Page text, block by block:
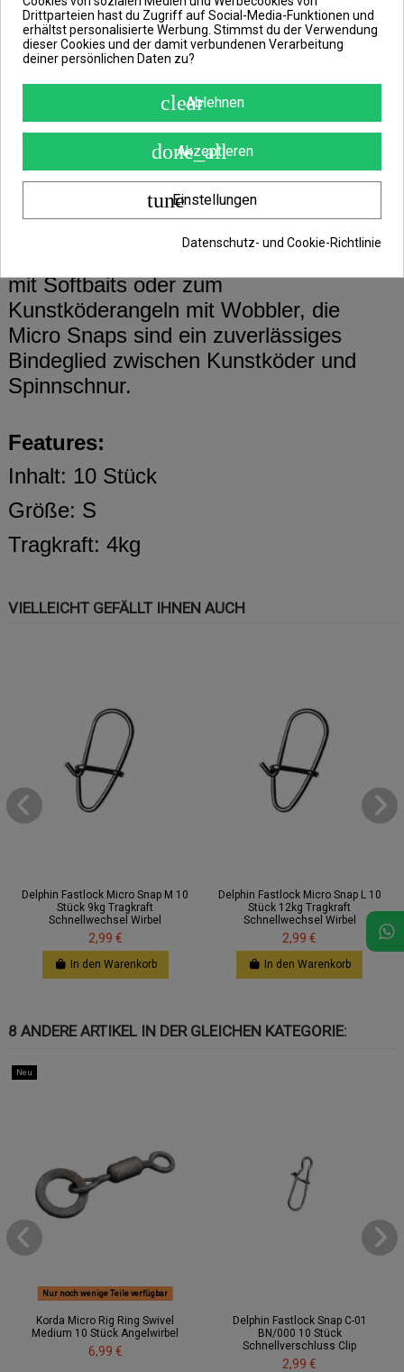
wollen, ist dieser Schnellverschluss
Angelwirbel ein absolutes „Must Have“
Auch besitzt der Fastlock Micro Snap
mit Absicht einen großen Bügel damit
sich der Gummiköder völlig frei entfalten
und seine ganze Beweglichkeit
ausnutzen kann.
mit Softbaits oder zum
Kunstköderangeln mit Wobbler, die
Micro Snaps sind ein zuverlässiges
Bindeglied zwischen Kunstköder und
Spinnschnur.
Features:
Inhalt: 10 Stück
Größe: S
Tragkraft: 4kg
VIELLEICHT GEFÄLLT IHNEN AUCH
Delphin Fastlock Micro Snap M 10
Stück 9kg Tragkraft
Schnellwechsel Wirbel
2,99 €
In den Warenkorb
Delphin Fastlock Micro Snap L 10
Stück 12kg Tragkraft
Schnellwechsel Wirbel
2,99 €
In den Warenkorb
8 ANDERE ARTIKEL IN DER GLEICHEN KATEGORIE:
Neu
Nur noch wenige Teile verfügbar
Korda Micro Rig Ring Swivel
Medium 10 Stück Angelwirbel
6,99 €
Delphin Fastlock Snap C-01
BN/000 10 Stück
Schnellverschluss Clip
2,99 €
Drittparteien hast du Zugriff auf Social-Media-Funktionen und
erhältst personalisierte Werbung. Stimmst du der Verwendung
dieser Cookies und der damit verbundenen Verarbeitung
deiner persönlichen Daten zu?
clearAblehnen
done_all
Akzeptieren
tuneEinstellungen
Datenschutz- und Cookie-Richtlinie